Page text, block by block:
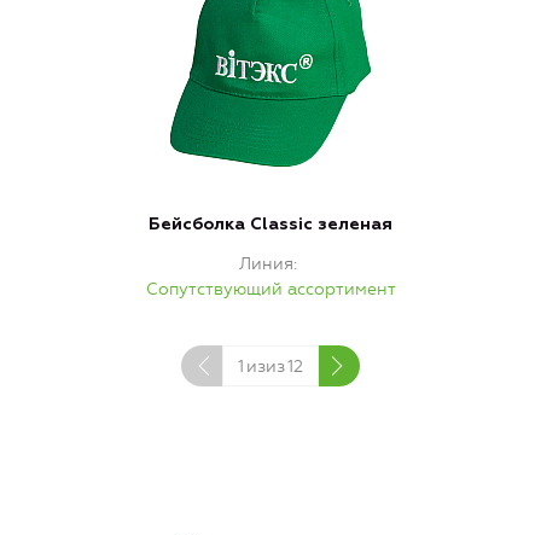
Бейсболка Classic зеленая
Линия
Сопутствующий ассортимент
1 изиз12